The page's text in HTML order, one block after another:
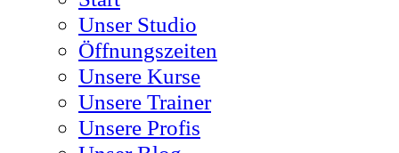
Unser Studio
Öffnungszeiten
Unsere Kurse
Unsere Trainer
Unsere Profis